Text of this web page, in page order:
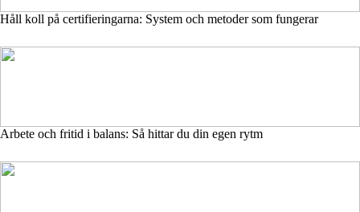
Håll koll på certifieringarna: System och metoder som fungerar
Arbete och fritid i balans: Så hittar du din egen rytm